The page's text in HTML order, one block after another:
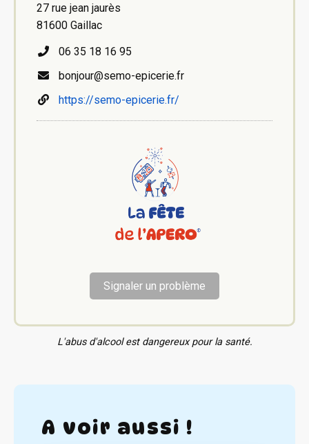
27 rue jean jaurès
81600 Gaillac
06 35 18 16 95
bonjour@semo-epicerie.fr
https://semo-epicerie.fr/
Signaler un problème
L'abus d'alcool est dangereux pour la santé.
A voir aussi !